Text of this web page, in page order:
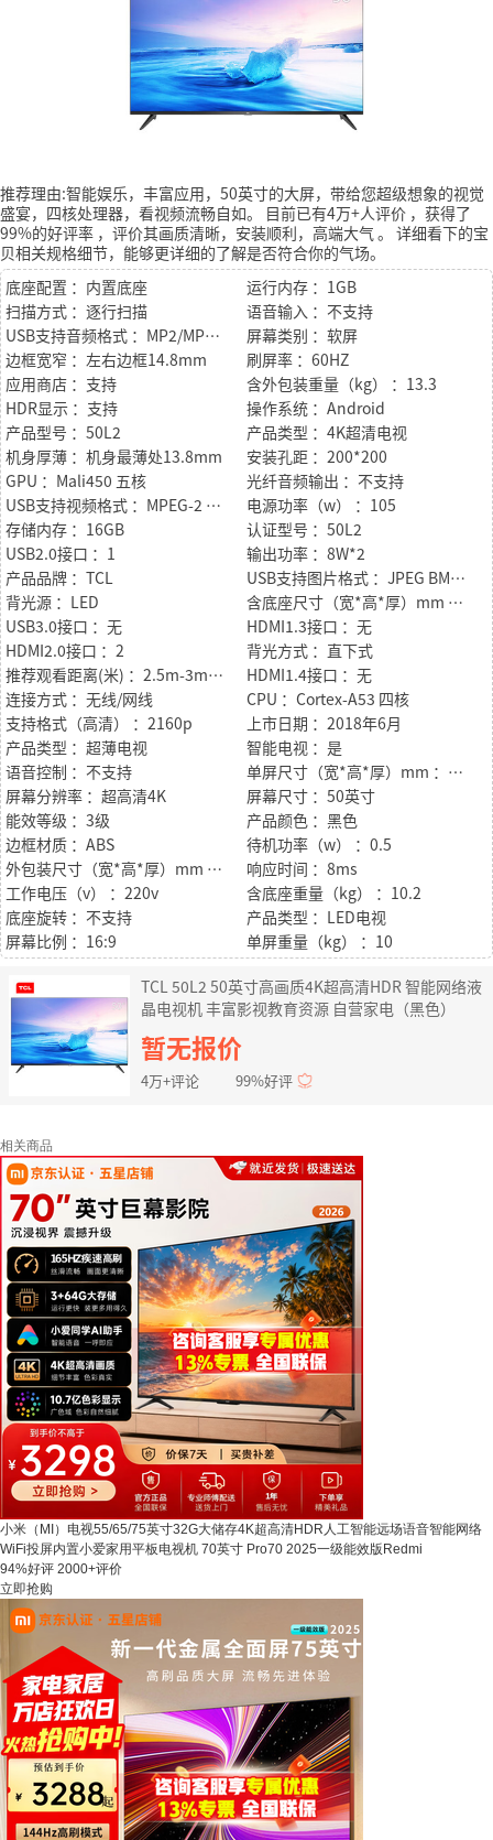
推荐理由:智能娱乐，丰富应用，50英寸的大屏，带给您超级想象的视觉
盛宴，四核处理器，看视频流畅自如。
目前已有4万+人评价 ，获得了
99%的好评率 ，评价其画质清晰，安装顺利，高端大气。 详细看下的宝
贝相关规格细节，能够更详细的了解是否符合你的气场。
底座配置 ：内置底座
运行内存 ：1GB
扫描方式 ：逐行扫描
语音输入 ：不支持
USB支持音频格式 ：MP2/MP3 WMA WAV OGG AAC+ DTS DD+
屏幕类别 ：软屏
边框宽窄 ：左右边框14.8mm
刷屏率 ：60HZ
应用商店 ：支持
含外包装重量（kg） ：13.3
HDR显示 ：支持
操作系统 ：Android
产品型号 ：50L2
产品类型 ：4K超清电视
机身厚薄 ：机身最薄处13.8mm
安装孔距 ：200*200
GPU ：Mali450 五核
光纤音频输出 ：不支持
USB支持视频格式 ：MPEG-2 MPEG-4 AVI H.264 H.265 RMBV WMV AVS+
电源功率（w） ：105
存储内存 ：16GB
认证型号 ：50L2
USB2.0接口 ：1
输出功率 ：8W*2
产品品牌 ：TCL
USB支持图片格式 ：JPEG BMP GIF PNG TIF
背光源 ：LED
含底座尺寸（宽*高*厚）mm ：1126*710*239
USB3.0接口 ：无
HDMI1.3接口 ：无
HDMI2.0接口 ：2
背光方式 ：直下式
推荐观看距离(米) ：2.5m-3m（46-55英寸）
HDMI1.4接口 ：无
连接方式 ：无线/网线
CPU ：Cortex-A53 四核
支持格式（高清） ：2160p
上市日期 ：2018年6月
产品类型 ：超薄电视
智能电视 ：是
语音控制 ：不支持
单屏尺寸（宽*高*厚）mm ：1126*656*78
屏幕分辨率 ：超高清4K
屏幕尺寸 ：50英寸
能效等级 ：3级
产品颜色 ：黑色
边框材质 ：ABS
待机功率（w） ：0.5
外包装尺寸（宽*高*厚）mm ：1265*775*145
响应时间 ：8ms
工作电压（v） ：220v
含底座重量（kg） ：10.2
底座旋转 ：不支持
产品类型 ：LED电视
屏幕比例 ：16:9
单屏重量（kg） ：10
TCL 50L2 50英寸高画质4K超高清HDR 智能网络液
晶电视机 丰富影视教育资源 自营家电（黑色）
暂无报价
4万+评论 99%好评
相关商品
小米（MI）电视55/65/75英寸32G大储存4K超高清HDR人工智能远场语音智能网络
WiFi投屏内置小爱家用平板电视机 70英寸 Pro70 2025一级能效版Redmi
94%好评 2000+评价
立即抢购